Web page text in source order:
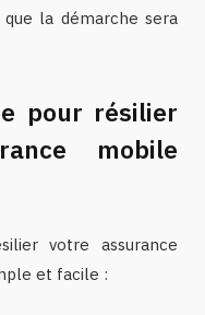
la démarche sera
pour résilier
mobile
votre assurance
et facile :